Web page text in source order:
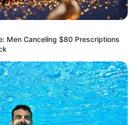
Men Canceling $80 Prescriptions